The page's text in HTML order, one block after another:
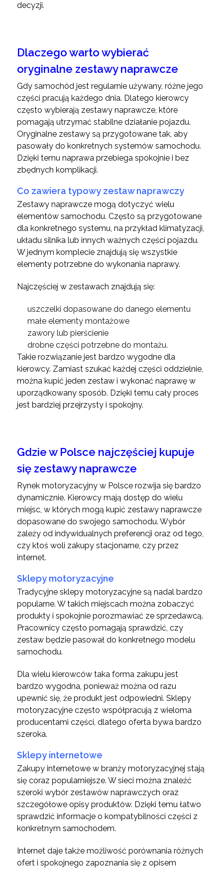
decyzji.
Dlaczego warto wybierać
oryginalne zestawy naprawcze
Gdy samochód jest regularnie używany, różne jego
części pracują każdego dnia. Dlatego kierowcy
często wybierają zestawy naprawcze, które
pomagają utrzymać stabilne działanie pojazdu.
Oryginalne zestawy są przygotowane tak, aby
pasowały do konkretnych systemów samochodu.
Dzięki temu naprawa przebiega spokojnie i bez
zbędnych komplikacji.
Co zawiera typowy zestaw naprawczy
Zestawy naprawcze mogą dotyczyć wielu
elementów samochodu. Często są przygotowane
dla konkretnego systemu, na przykład klimatyzacji,
układu silnika lub innych ważnych części pojazdu.
W jednym komplecie znajdują się wszystkie
elementy potrzebne do wykonania naprawy.
Najczęściej w zestawach znajdują się:
uszczelki dopasowane do danego elementu
małe elementy montażowe
zawory lub pierścienie
drobne części potrzebne do montażu.
Takie rozwiązanie jest bardzo wygodne dla
kierowcy. Zamiast szukać każdej części oddzielnie,
można kupić jeden zestaw i wykonać naprawę w
uporządkowany sposób. Dzięki temu cały proces
jest bardziej przejrzysty i spokojny.
Gdzie w Polsce najczęściej kupuje
się zestawy naprawcze
Rynek motoryzacyjny w Polsce rozwija się bardzo
dynamicznie. Kierowcy mają dostęp do wielu
miejsc, w których mogą kupić zestawy naprawcze
dopasowane do swojego samochodu. Wybór
zależy od indywidualnych preferencji oraz od tego,
czy ktoś woli zakupy stacjonarne, czy przez
internet.
Sklepy motoryzacyjne
Tradycyjne sklepy motoryzacyjne są nadal bardzo
popularne. W takich miejscach można zobaczyć
produkty i spokojnie porozmawiać ze sprzedawcą.
Pracownicy często pomagają sprawdzić, czy
zestaw będzie pasował do konkretnego modelu
samochodu.
Dla wielu kierowców taka forma zakupu jest
bardzo wygodna, ponieważ można od razu
upewnić się, że produkt jest odpowiedni. Sklepy
motoryzacyjne często współpracują z wieloma
producentami części, dlatego oferta bywa bardzo
szeroka.
Sklepy internetowe
Zakupy internetowe w branży motoryzacyjnej stają
się coraz popularniejsze. W sieci można znaleźć
szeroki wybór zestawów naprawczych oraz
szczegółowe opisy produktów. Dzięki temu łatwo
sprawdzić informacje o kompatybilności części z
konkretnym samochodem.
Internet daje także możliwość porównania różnych
ofert i spokojnego zapoznania się z opisem